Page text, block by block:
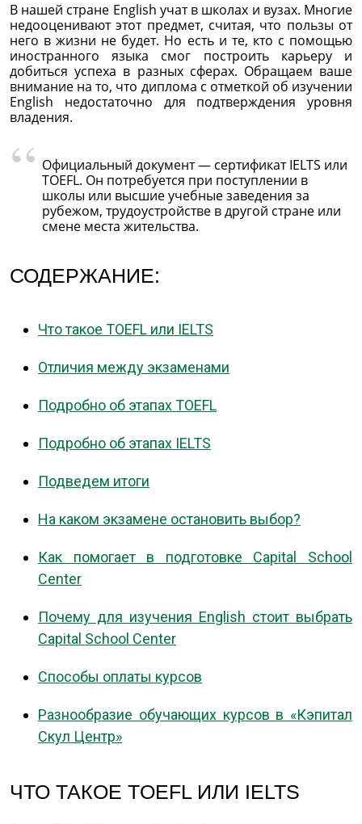
В нашей стране English учат в школах и вузах. Многие
недооценивают этот предмет, считая, что пользы от
него в жизни не будет. Но есть и те, кто с помощью
иностранного языка смог построить карьеру и
добиться успеха в разных сферах. Обращаем ваше
внимание на то, что диплома с отметкой об изучении
English недостаточно для подтверждения уровня
владения.
Официальный документ — сертификат IELTS или
TOEFL. Он потребуется при поступлении в
школы или высшие учебные заведения за
рубежом, трудоустройстве в другой стране или
смене места жительства.
СОДЕРЖАНИЕ:
Что такое TOEFL или IELTS
Отличия между экзаменами
Подробно об этапах TOEFL
Подробно об этапах IELTS
Подведем итоги
На каком экзамене остановить выбор?
Как помогает в подготовке Capital School
Center
Почему для изучения English стоит выбрать
Capital School Center
Способы оплаты курсов
Разнообразие обучающих курсов в «Кэпитал
Скул Центр»
ЧТО ТАКОЕ TOEFL ИЛИ IELTS